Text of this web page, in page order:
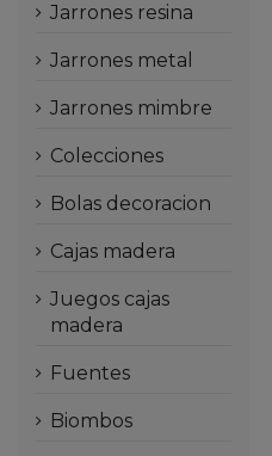
jarrones resina
jarrones metal
jarrones mimbre
colecciones
bolas decoracion
cajas madera
juegos cajas
madera
fuentes
biombos